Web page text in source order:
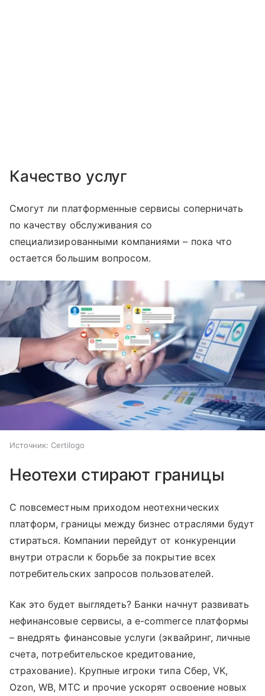
Качество услуг
Смогут ли платформенные сервисы соперничать
по качеству обслуживания со
специализированными компаниями – пока что
остается большим вопросом.
Источник: Certilogo
Неотехи стирают границы
С повсеместным приходом неотехнических
платформ, границы между бизнес отраслями будут
стираться. Компании перейдут от конкуренции
внутри отрасли к борьбе за покрытие всех
потребительских запросов пользователей.
Как это будет выглядеть? Банки начнут развивать
нефинансовые сервисы, а e-commerce платформы
– внедрять финансовые услуги (эквайринг, личные
счета, потребительское кредитование,
страхование). Крупные игроки типа Сбер, VK,
Ozon, WB, МТС и прочие ускорят освоение новых